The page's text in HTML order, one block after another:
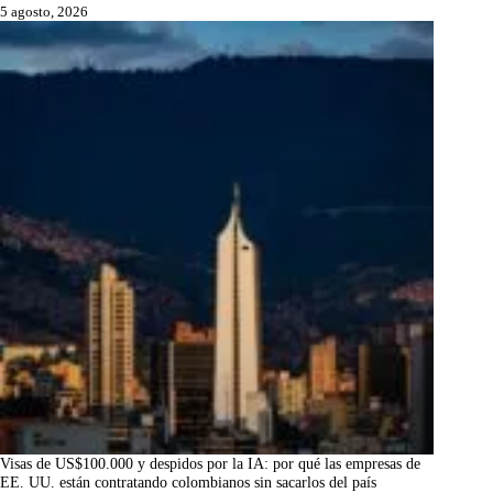
5 agosto, 2026
Visas de US$100.000 y despidos por la IA: por qué las empresas de
EE. UU. están contratando colombianos sin sacarlos del país